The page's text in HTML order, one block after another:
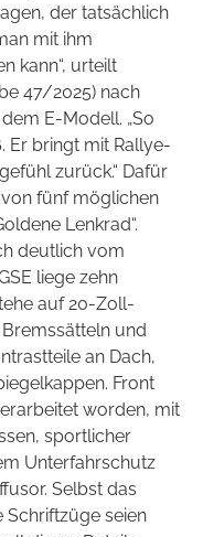
der tatsächlich
mit ihm
kann“, urteilt
47/2025) nach
E-Modell. „So
Er bringt mit Rallye-
zurück.“ Dafür
fünf möglichen
Lenkrad“.
deutlich vom
liege zehn
auf 20-Zoll-
und
an Dach,
Front
worden, mit
sportlicher
Unterfahrschutz
Selbst das
seien